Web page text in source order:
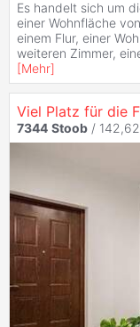
Es handelt sich um
einer Wohnfläche
einem Flur, einer
weiteren Zimmer,
[Mehr]
Viel Platz für die
7344 Stoob /